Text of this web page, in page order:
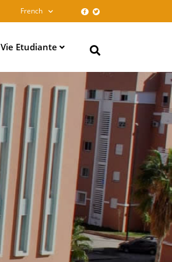
French
Vie Etudiante
Search